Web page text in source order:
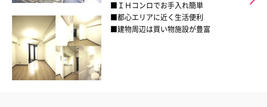
■ＩＨコンロでお手入れ簡単
■都心エリアに近く生活便利
■建物周辺は買い物施設が豊富